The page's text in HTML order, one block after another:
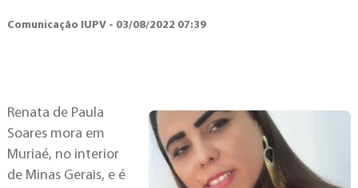
Comunicação IUPV - 03/08/2022 07:39
Renata de Paula
Soares mora em
Muriaé, no interior
de Minas Gerais, e é